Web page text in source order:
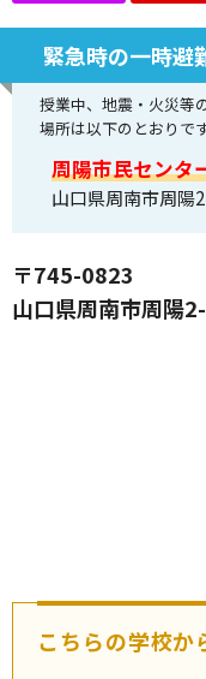
緊急時の一時避
授業中、地震・火災等
場所は以下のとおりです
周陽市民センタ
山口県周南市周陽
〒745-0823
山口県周南市周陽
こちらの学校か